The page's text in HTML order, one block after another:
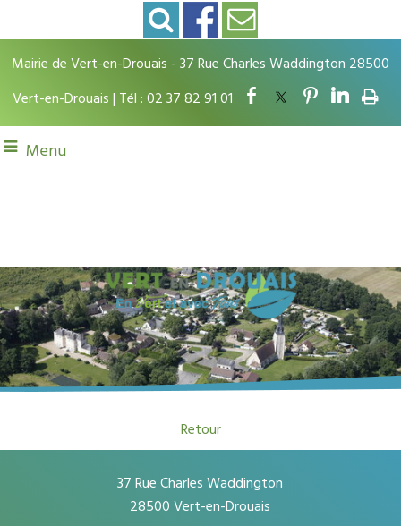
Mairie de Vert-en-Drouais - 37 Rue Charles Waddington 28500
Vert-en-Drouais | Tél : 02 37 82 91 01
Menu
Retour
37 Rue Charles Waddington
28500 Vert-en-Drouais